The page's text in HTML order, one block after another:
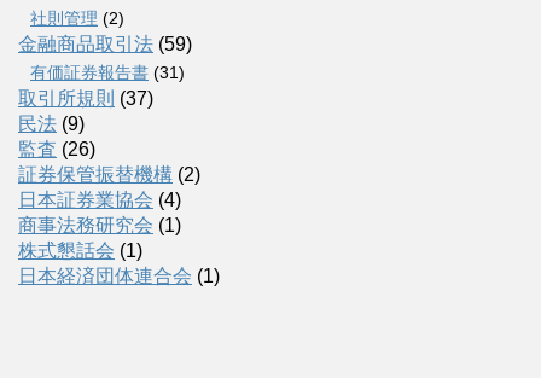
社則管理 (2)
金融商品取引法 (59)
有価証券報告書 (31)
取引所規則 (37)
民法 (9)
監査 (26)
証券保管振替機構 (2)
日本証券業協会 (4)
商事法務研究会 (1)
株式懇話会 (1)
日本経済団体連合会 (1)